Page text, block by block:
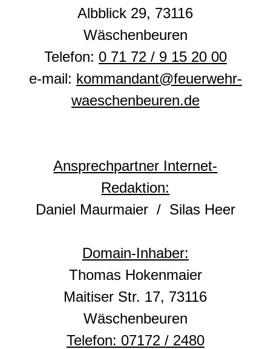
Albblick 29, 73116
Wäschenbeuren
Telefon: 0 71 72 / 9 15 20 00
e-mail: kommandant@feuerwehr-
waeschenbeuren.de
Ansprechpartner Internet-
Redaktion:
Daniel Maurmaier / Silas Heer
Domain-Inhaber:
Thomas Hokenmaier
Maitiser Str. 17, 73116
Wäschenbeuren
Telefon: 07172 / 2480